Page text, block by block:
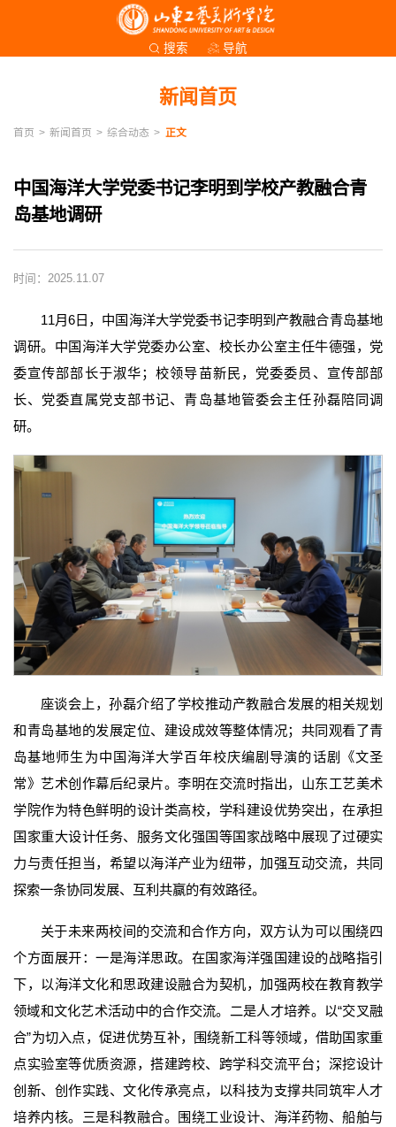
搜索 导航
新闻首页
首页 > 新闻首页 > 综合动态 > 正文
中国海洋大学党委书记李明到学校产教融合青
岛基地调研
时间：2025.11.07
11月6日，中国海洋大学党委书记李明到产教融合青岛基地
调研。中国海洋大学党委办公室、校长办公室主任牛德强，党
委宣传部部长于淑华；校领导苗新民，党委委员、宣传部部
长、党委直属党支部书记、青岛基地管委会主任孙磊陪同调
研。
座谈会上，孙磊介绍了学校推动产教融合发展的相关规划
和青岛基地的发展定位、建设成效等整体情况；共同观看了青
岛基地师生为中国海洋大学百年校庆编剧导演的话剧《文圣
常》艺术创作幕后纪录片。李明在交流时指出，山东工艺美术
学院作为特色鲜明的设计类高校，学科建设优势突出，在承担
国家重大设计任务、服务文化强国等国家战略中展现了过硬实
力与责任担当，希望以海洋产业为纽带，加强互动交流，共同
探索一条协同发展、互利共赢的有效路径。
关于未来两校间的交流和合作方向，双方认为可以围绕四
个方面展开：一是海洋思政。在国家海洋强国建设的战略指引
下，以海洋文化和思政建设融合为契机，加强两校在教育教学
领域和文化艺术活动中的合作交流。二是人才培养。以“交叉融
合”为切入点，促进优势互补，围绕新工科等领域，借助国家重
点实验室等优质资源，搭建跨校、跨学科交流平台；深挖设计
创新、创作实践、文化传承亮点，以科技为支撑共同筑牢人才
培养内核。三是科教融合。围绕工业设计、海洋药物、船舶与